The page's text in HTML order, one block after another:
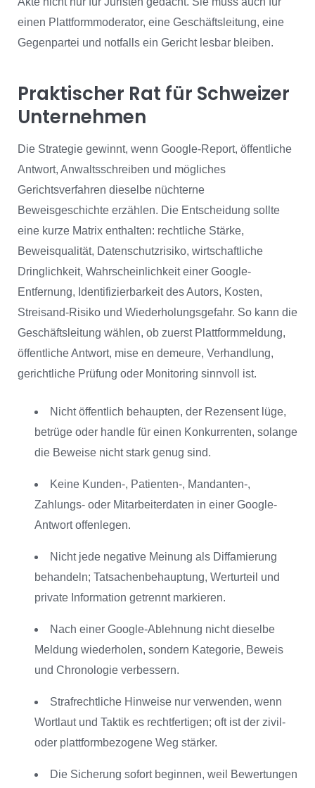
einen Plattformmoderator, eine Geschäftsleitung, eine
Gegenpartei und notfalls ein Gericht lesbar bleiben.
Praktischer Rat für Schweizer
Unternehmen
Die Strategie gewinnt, wenn Google-Report, öffentliche
Antwort, Anwaltsschreiben und mögliches
Gerichtsverfahren dieselbe nüchterne
Beweisgeschichte erzählen. Die Entscheidung sollte
eine kurze Matrix enthalten: rechtliche Stärke,
Beweisqualität, Datenschutzrisiko, wirtschaftliche
Dringlichkeit, Wahrscheinlichkeit einer Google-
Entfernung, Identifizierbarkeit des Autors, Kosten,
Streisand-Risiko und Wiederholungsgefahr. So kann die
Geschäftsleitung wählen, ob zuerst Plattformmeldung,
öffentliche Antwort, mise en demeure, Verhandlung,
gerichtliche Prüfung oder Monitoring sinnvoll ist.
Nicht öffentlich behaupten, der Rezensent lüge,
betrüge oder handle für einen Konkurrenten, solange
die Beweise nicht stark genug sind.
Keine Kunden-, Patienten-, Mandanten-,
Zahlungs- oder Mitarbeiterdaten in einer Google-
Antwort offenlegen.
Nicht jede negative Meinung als Diffamierung
behandeln; Tatsachenbehauptung, Werturteil und
private Information getrennt markieren.
Nach einer Google-Ablehnung nicht dieselbe
Meldung wiederholen, sondern Kategorie, Beweis
und Chronologie verbessern.
Strafrechtliche Hinweise nur verwenden, wenn
Wortlaut und Taktik es rechtfertigen; oft ist der zivil-
oder plattformbezogene Weg stärker.
Die Sicherung sofort beginnen, weil Bewertungen